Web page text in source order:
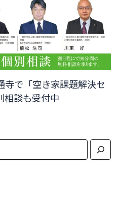
寺で「空き家課題解決セ
相談も受付中